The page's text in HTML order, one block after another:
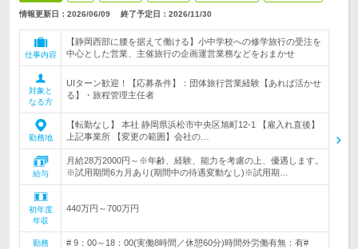
情報更新日：2026/06/09 終了予定日： 2026/11/30
仕事内容
【静岡西部に腰を据えて働ける】小中学校への修学旅行の受注を
中心とした営業、主催旅行の企画運営業務などをおまかせ
対象と
なる方
UIターン歓迎！【応募条件】：団体旅行営業経験【あれば活かせ
る】・旅程管理主任者
勤務地
【転勤なし】 本社 静岡県浜松市中央区旭町12-1 【雇入れ直後】
上記事業所 【変更の範囲】会社の…
給与
月給28万2000円～※年齢、経験、能力を考慮の上、優遇します。
※試用期間6カ月あり(期間中の待遇変動なし)※試用期…
初年度
年収
440万円～700万円
勤務
# 9：00～18：00(実働8時間／休憩60分)時間外労働有無：有#